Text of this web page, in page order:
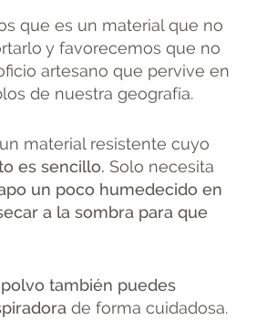
que es un material que no
y favorecemos que no
artesano que pervive en
de nuestra geografía.
material resistente cuyo
es sencillo. Solo necesita
un poco humedecido en
a la sombra para que
también puedes
de forma cuidadosa.